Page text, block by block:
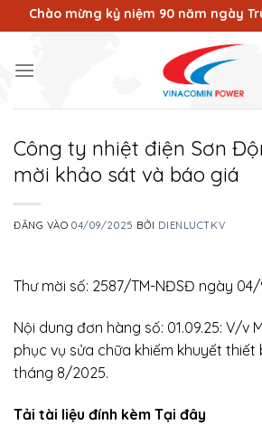
qua
dung
Chào mừng kỷ niệm 90 năm ngày
Công ty nhiệt điện Sơn
mời khảo sát và báo giá
ĐĂNG VÀO04/09/2025 BỞI DIENLUCTKV
Thư mời số: 2587/TM-NĐSĐ ngày
Nội dung đơn hàng số: 01.09.25: V/v
phục vụ sửa chữa khiếm khuyết thiết
tháng 8/2025.
Tải tài liệu đính kèm Tại đây